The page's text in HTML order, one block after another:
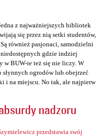
z najważniejszych bibliotek
się przez nią setki studentów,
również pasjonaci, samodzielni
gdzie indziej
w BUW-ie też się nie liczy. W
ogrodów lub obejrzeć
i na miejscu. No tak, ale najpierw
nadzoru
przedstawia swój